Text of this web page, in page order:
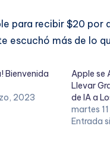
para recibir $20
escuchó más de lo
Bienvenida
2023
Apple se
Llevar
de IA a
martes
Entrada